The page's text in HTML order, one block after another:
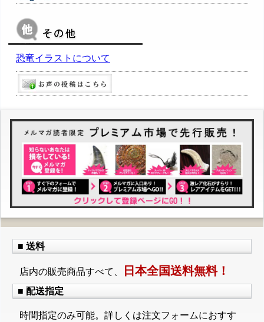
恐竜イラストについて
■ 送料
店内の販売商品すべて、 日本全国送料無料！
■ 配送指定
時間指定のみ可能。詳しくは注文フォームにおすす